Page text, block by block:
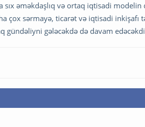
sıx əməkdaşlıq və ortaq iqtisadi
çox sərmayə, ticarət və iqtisadi inkişafı
gələcəkdə də davam